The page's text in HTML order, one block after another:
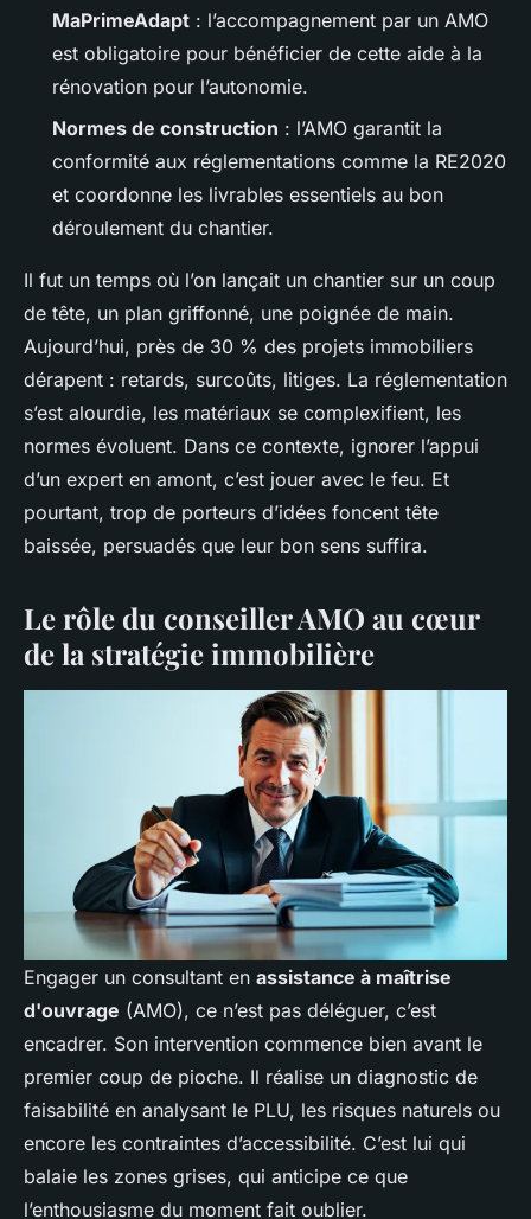
MaPrimeAdapt : l’accompagnement par un AMO
est obligatoire pour bénéficier de cette aide à la
rénovation pour l’autonomie.
Normes de construction : l’AMO garantit la
conformité aux réglementations comme la RE2020
et coordonne les livrables essentiels au bon
déroulement du chantier.
Il fut un temps où l’on lançait un chantier sur un coup
de tête, un plan griffonné, une poignée de main.
Aujourd’hui, près de 30 % des projets immobiliers
dérapent : retards, surcoûts, litiges. La réglementation
s’est alourdie, les matériaux se complexifient, les
normes évoluent. Dans ce contexte, ignorer l’appui
d’un expert en amont, c’est jouer avec le feu. Et
pourtant, trop de porteurs d’idées foncent tête
baissée, persuadés que leur bon sens suffira.
Le rôle du conseiller AMO au cœur
de la stratégie immobilière
Engager un consultant en assistance à maîtrise
d'ouvrage (AMO), ce n’est pas déléguer, c’est
encadrer. Son intervention commence bien avant le
premier coup de pioche. Il réalise un diagnostic de
faisabilité en analysant le PLU, les risques naturels ou
encore les contraintes d’accessibilité. C’est lui qui
balaie les zones grises, qui anticipe ce que
l’enthousiasme du moment fait oublier.